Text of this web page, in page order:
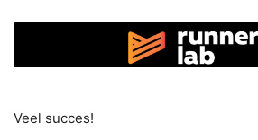
Veel succes!